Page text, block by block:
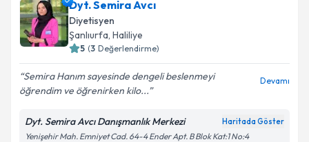
Dyt. Semira Avcı
Diyetisyen
Şanlıurfa, Haliliye
5 (3 Değerlendirme)
Semira Hanım sayesinde dengeli beslenmeyi
öğrendim ve öğrenirken kilo...
Devamı
Dyt. Semira Avcı Danışmanlık Merkezi Haritada Göster
Yenişehir Mah. Emniyet Cad. 64-4 Ender Apt. B Blok Kat:1 No:4